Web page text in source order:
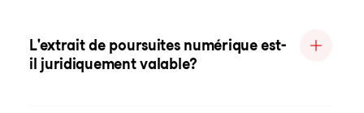
L'extrait de poursuites numérique est-
il juridiquement valable?